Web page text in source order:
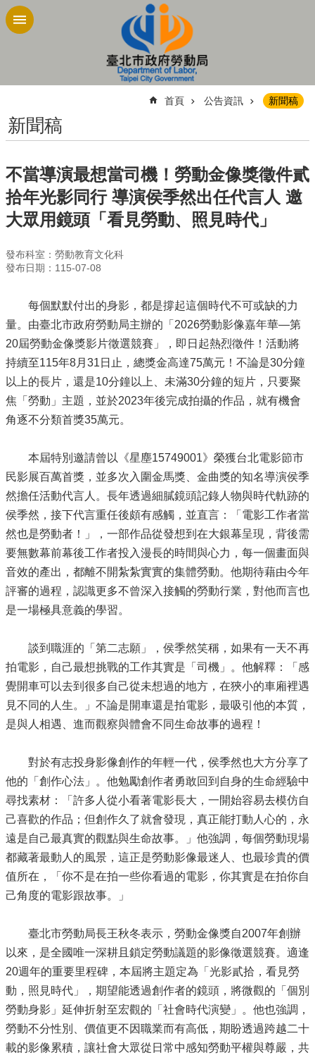
跳到主要內容區塊
首頁 公告資訊 新聞稿
新聞稿
不當導演最想當司機！勞動金像獎徵件貳
拾年光影同行 導演侯季然出任代言人 邀
大眾用鏡頭「看見勞動、照見時代」
發布科室：勞動教育文化科
發布日期：115-07-08
每個默默付出的身影，都是撐起這個時代不可或缺的力
量。由臺北市政府勞動局主辦的「2026勞動影像嘉年華—第
20屆勞動金像獎影片徵選競賽」，即日起熱烈徵件！活動將
持續至115年8月31日止，總獎金高達75萬元！不論是30分鐘
以上的長片，還是10分鐘以上、未滿30分鐘的短片，只要聚
焦「勞動」主題，並於2023年後完成拍攝的作品，就有機會
角逐不分類首獎35萬元。
本屆特別邀請曾以《星塵15749001》榮獲台北電影節市
民影展百萬首獎，並多次入圍金馬獎、金曲獎的知名導演侯季
然擔任活動代言人。長年透過細膩鏡頭記錄人物與時代軌跡的
侯季然，接下代言重任後頗有感觸，並直言：「電影工作者當
然也是勞動者！」，一部作品從發想到在大銀幕呈現，背後需
要無數幕前幕後工作者投入漫長的時間與心力，每一個畫面與
音效的產出，都離不開紮紮實實的集體勞動。他期待藉由今年
評審的過程，認識更多不曾深入接觸的勞動行業，對他而言也
是一場極具意義的學習。
談到職涯的「第二志願」，侯季然笑稱，如果有一天不再
拍電影，自己最想挑戰的工作其實是「司機」。他解釋：「感
覺開車可以去到很多自己從未想過的地方，在狹小的車廂裡遇
見不同的人生。」不論是開車還是拍電影，最吸引他的本質，
是與人相遇、進而觀察與體會不同生命故事的過程！
對於有志投身影像創作的年輕一代，侯季然也大方分享了
他的「創作心法」。他勉勵創作者勇敢回到自身的生命經驗中
尋找素材：「許多人從小看著電影長大，一開始容易去模仿自
己喜歡的作品；但創作久了就會發現，真正能打動人心的，永
遠是自己最真實的觀點與生命故事。」他強調，每個勞動現場
都藏著最動人的風景，這正是勞動影像最迷人、也最珍貴的價
值所在，「你不是在拍一些你看過的電影，你其實是在拍你自
己角度的電影跟故事。」
臺北市勞動局長王秋冬表示，勞動金像獎自2007年創辦
以來，是全國唯一深耕且鎖定勞動議題的影像徵選競賽。適逢
20週年的重要里程碑，本屆將主題定為「光影貳拾，看見勞
動，照見時代」，期望能透過創作者的鏡頭，將微觀的「個別
勞動身影」延伸折射至宏觀的「社會時代演變」。他也強調，
勞動不分性別、價值更不因職業而有高低，期盼透過跨越二十
載的影像累積，讓社會大眾從日常中感知勞動平權與尊嚴，共